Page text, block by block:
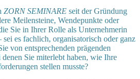
ZORN SEMINARE seit der Gründung
Meilensteine, Wendepunkte oder
Sie in Ihrer Rolle als Unternehmerin
sei es fachlich, organisatorisch oder ganz
von entsprechenden prägenden
Sie miterlebt haben, wie Ihre
stellen musste?